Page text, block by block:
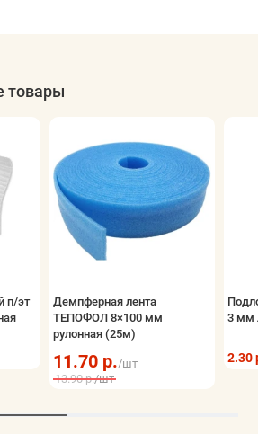
товары
п/эт
Демпферная лента
ТЕПОФОЛ 8×100 мм
рулонная (25м)
11.70 р./шт
13.90 р./шт
3 мм
2.30